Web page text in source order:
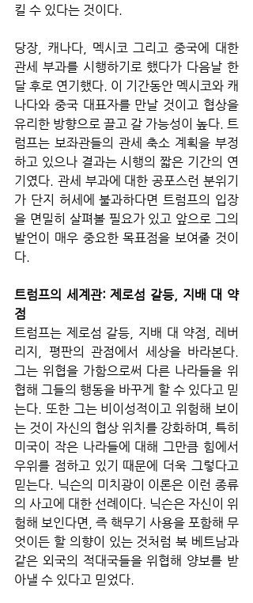
킬 수 있다는 것이다.
당장, 캐나다, 멕시코 그리고 중국에 대한
관세 부과를 시행하기로 했다가 다음날 한
달 후로 연기했다. 이 기간동안 멕시코와 캐
나다와 중국 대표자를 만날 것이고 협상을
유리한 방향으로 끌고 갈 가능성이 높다. 트
럼프는 보좌관들의 관세 축소 계획을 부정
하고 있으나 결과는 시행의 짧은 기간의 연
기였다. 관세 부과에 대한 공포스런 분위기
가 단지 허세에 불과하다면 트럼프의 입장
을 면밀히 살펴볼 필요가 있고 앞으로 그의
발언이 매우 중요한 목표점을 보여줄 것이
다.
트럼프의 세계관: 제로섬 갈등, 지배 대 약
점
트럼프는 제로섬 갈등, 지배 대 약점, 레버
리지, 평판의 관점에서 세상을 바라본다.
그는 위협을 가함으로써 다른 나라들을 위
협해 그들의 행동을 바꾸게 할 수 있다고 믿
는다. 또한 그는 비이성적이고 위험해 보이
는 것이 자신의 협상 위치를 강화하며, 특히
미국이 작은 나라들에 대해 그만큼 힘에서
우위를 점하고 있기 때문에 더욱 그렇다고
믿는다. 닉슨의 미치광이 이론은 이런 종류
의 사고에 대한 선례이다. 닉슨은 자신이 위
험해 보인다면, 즉 핵무기 사용을 포함해 무
엇이든 할 의향이 있는 것처럼 북 베트남과
같은 외국의 적대국들을 위협해 양보를 받
아낼 수 있다고 믿었다.